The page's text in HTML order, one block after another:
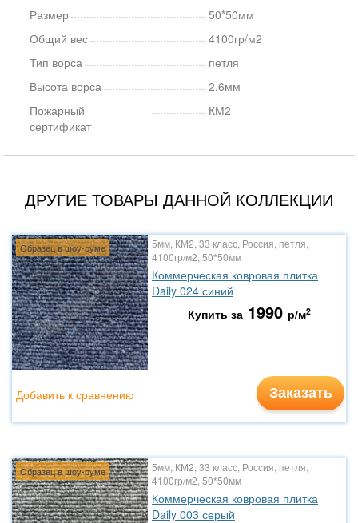
Размер
50*50мм
Общий вес
4100гр/м2
Тип ворса
петля
Высота ворса
2.6мм
Пожарный
сертификат
КМ2
ДРУГИЕ ТОВАРЫ ДАННОЙ КОЛЛЕКЦИИ
Образец в шоу-руме
5мм, КМ2, 33 класс, Россия, петля,
4100гр/м2, 50*50мм
Коммерческая ковровая плитка
Daily 024 синий
Купить за 1990 р/м2
Заказать
Добавить к сравнению
Образец в шоу-руме
5мм, КМ2, 33 класс, Россия, петля,
4100гр/м2, 50*50мм
Коммерческая ковровая плитка
Daily 003 серый